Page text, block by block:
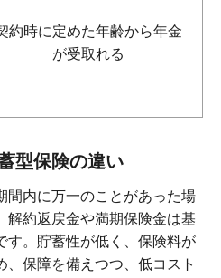
約時に定めた年齢から年金
が受取れる
型保険の違い
間内に万一のことがあった場
解約返戻金や満期保険金は基
す。貯蓄性が低く、保険料が
、保障を備えつつ、低コスト